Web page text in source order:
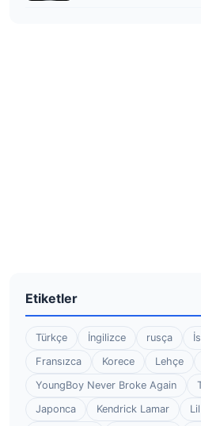
Etiketler
Türkçe İngilizce rusça
Fransızca
Korece Lehçe
YoungBoy Never Broke Again
Japonca
Kendrick Lamar